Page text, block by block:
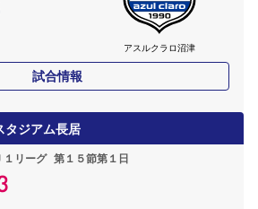
アスルクラロ沼津
試合情報
タジアム長居
１リーグ 第１５節第１日